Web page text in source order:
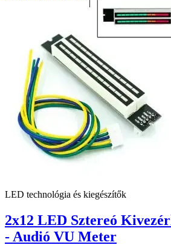
LED technológia és kiegészítők
2x12 LED Sztereó
- Audió VU Meter